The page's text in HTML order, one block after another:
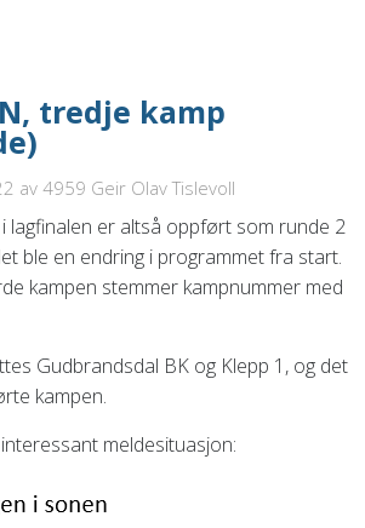
tredje kamp
av 4959 Geir Olav Tislevoll
lagfinalen er altså oppført som runde 2
ble en endring i programmet fra start.
kampen stemmer kampnummer med
Gudbrandsdal BK og Klepp 1, og det
kampen.
meldesituasjon: